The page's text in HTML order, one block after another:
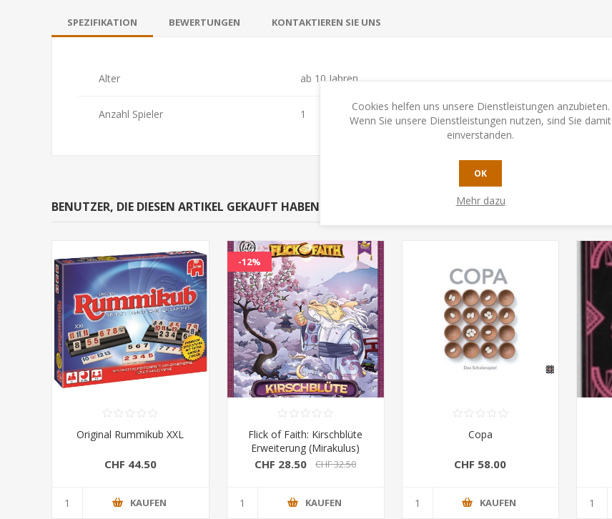
SPEZIFIKATION BEWERTUNGEN KONTAKTIEREN SIE UNS
Alter ab 10 Jahren
Anzahl Spieler 1
BENUTZER, DIE DIESEN ARTIKEL GEKAUFT HABEN, HABEN AUCH GEKAUFT
Original Rummikub XXL
CHF 44.50
KAUFEN
-12%
Flick of Faith: Kirschblüte
Erweiterung (Mirakulus)
CHF 28.50 CHF 32.50
KAUFEN
Copa
CHF 58.00
KAUFEN
Cookies helfen uns unsere Dienstleistungen anzubieten.
Wenn Sie unsere Dienstleistungen nutzen, sind Sie damit
einverstanden.
OK
Mehr dazu